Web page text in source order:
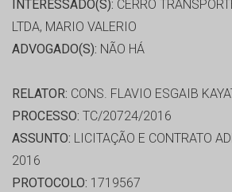
INTERESSADO(S): CERRO
LTDA, MARIO VALERIO
ADVOGADO(S): NÃO HÁ
RELATOR: CONS. FLAVIO ESGAIB
PROCESSO: TC/20724/2016
ASSUNTO: LICITAÇÃO E CONTRATO
2016
PROTOCOLO: 1719567